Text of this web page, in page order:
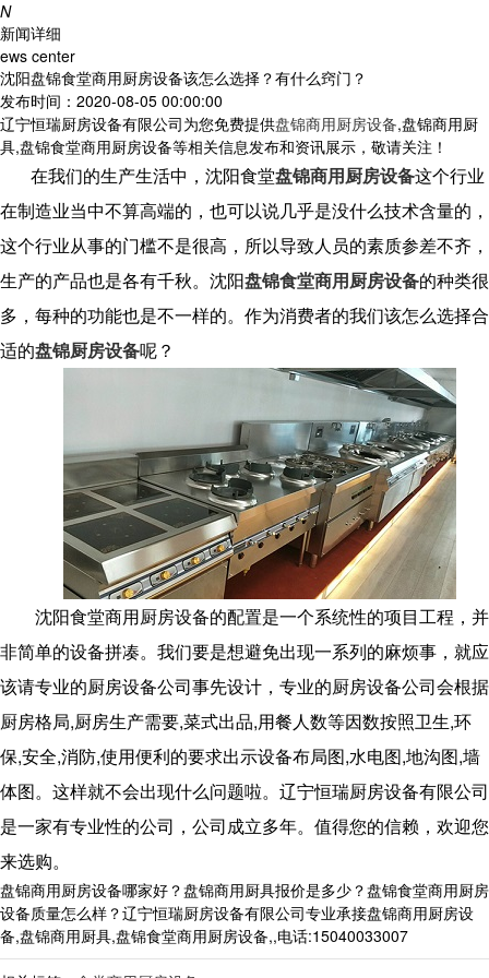
N
新闻详细
ews center
沈阳盘锦食堂商用厨房设备该怎么选择？有什么窍门？
发布时间：2020-08-05 00:00:00
辽宁恒瑞厨房设备有限公司为您免费提供盘锦商用厨房设备,盘锦商用厨
具,盘锦食堂商用厨房设备等相关信息发布和资讯展示，敬请关注！
在我们的生产生活中，沈阳食堂盘锦商用厨房设备这个行业
在制造业当中不算高端的，也可以说几乎是没什么技术含量的，
这个行业从事的门槛不是很高，所以导致人员的素质参差不齐，
生产的产品也是各有千秋。沈阳盘锦食堂商用厨房设备的种类很
多，每种的功能也是不一样的。作为消费者的我们该怎么选择合
适的盘锦厨房设备呢？
沈阳食堂商用厨房设备的配置是一个系统性的项目工程，并
非简单的设备拼凑。我们要是想避免出现一系列的麻烦事，就应
该请专业的厨房设备公司事先设计，专业的厨房设备公司会根据
厨房格局,厨房生产需要,菜式出品,用餐人数等因数按照卫生,环
保,安全,消防,使用便利的要求出示设备布局图,水电图,地沟图,墙
体图。这样就不会出现什么问题啦。辽宁恒瑞厨房设备有限公司
是一家有专业性的公司，公司成立多年。值得您的信赖，欢迎您
来选购。
盘锦商用厨房设备哪家好？盘锦商用厨具报价是多少？盘锦食堂商用厨房
设备质量怎么样？辽宁恒瑞厨房设备有限公司专业承接盘锦商用厨房设
备,盘锦商用厨具,盘锦食堂商用厨房设备,,电话:15040033007